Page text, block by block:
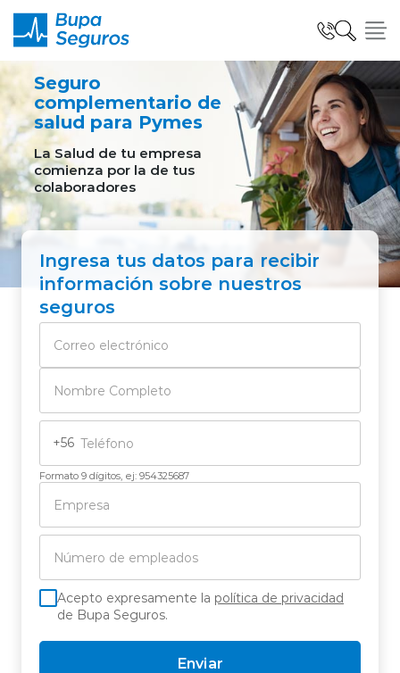
Seguros para Personas
Seguros para Empresas
Seguro Salud Global
Centro de Ayuda
modo claro
Ingresa tus datos para recibir
información sobre nuestros
seguros
+56
Formato 9 dígitos, ej: 954325687
Acepto expresamente la política de privacidad
de Bupa Seguros.
Enviar
Seguro
complementario de
salud para Pymes
La Salud de tu empresa
comienza por la de tus
colaboradores